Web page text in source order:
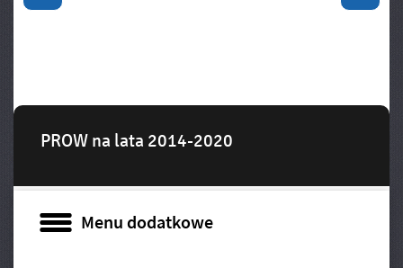
PROW na lata 2014-2020
Poprzedni slajd
Menu dodatkowe
Menu dodatkowe